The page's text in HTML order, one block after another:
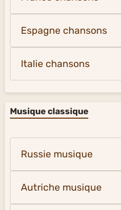
Espagne chansons
Italie chansons
Musique classique
Russie musique
Autriche musique